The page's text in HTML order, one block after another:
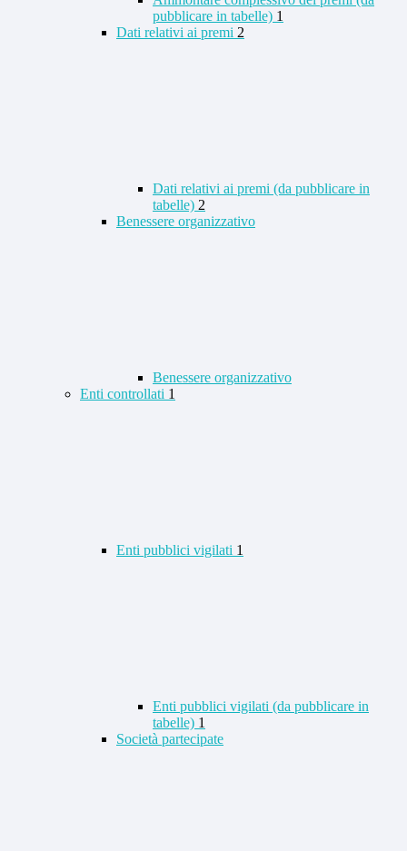
pubblicare in tabelle) 1
Dati relativi ai premi 2
Dati relativi ai premi (da pubblicare in
tabelle) 2
Benessere organizzativo
Benessere organizzativo
Enti controllati 1
Enti pubblici vigilati 1
Enti pubblici vigilati (da pubblicare in
tabelle) 1
Società partecipate